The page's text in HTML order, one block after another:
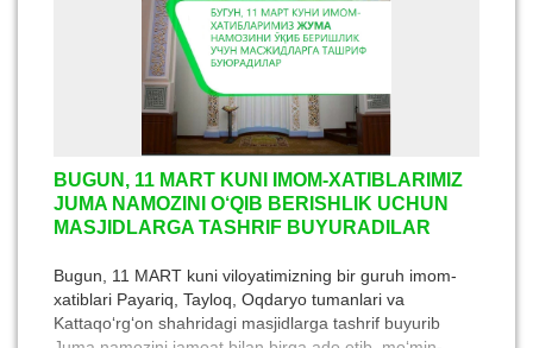
BUGUN, 11 MART KUNI IMOM-XATIBLARIMIZ
JUMA NAMOZINI O‘QIB BERISHLIK UCHUN
MASJIDLARGA TASHRIF BUYURADILAR
Bugun, 11 MART kuni viloyatimizning bir guruh imom-
xatiblari Payariq, Tayloq, Oqdaryo tumanlari va
Kattaqo‘rg‘on shahridagi masjidlarga tashrif buyurib